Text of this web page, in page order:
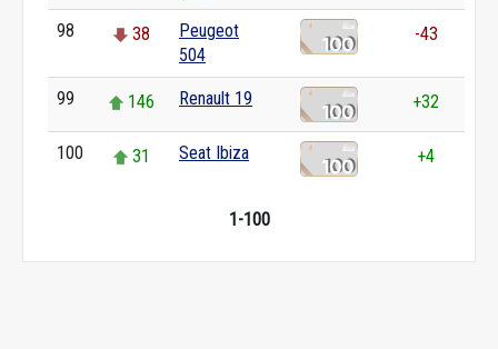
98 38
Peugeot
504
-43
99 146 Renault 19 +32
100 31 Seat Ibiza +4
1-100